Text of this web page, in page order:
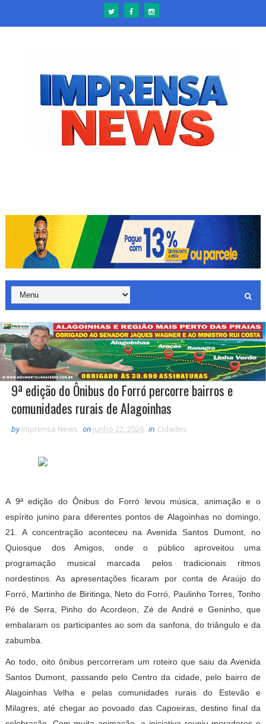
9ª edição do Ônibus do Forró percorre bairros e
comunidades rurais de Alagoinhas
by Imprensa News on junho 22, 2026 in Cidades
A 9ª edição do Ônibus do Forró levou música, animação e o
espírito junino para diferentes pontos de Alagoinhas no domingo,
21. A concentração aconteceu na Avenida Santos Dumont, no
Quiosque dos Amigos, onde o público aproveitou uma
programação musical marcada pelos tradicionais ritmos
nordestinos. As apresentações ficaram por conta de Araújo do
Forró, Martinho de Biritinga, Neto do Forró, Paulinho Torres, Tonho
Pé de Serra, Pinho do Acordeon, Zé de André e Geninho, que
embalaram os participantes ao som da sanfona, do triângulo e da
zabumba.
Ao todo, oito ônibus percorreram um roteiro que saiu da Avenida
Santos Dumont, passando pelo Centro da cidade, pelo bairro de
Alagoinhas Velha e pelas comunidades rurais do Estevão e
Milagres, até chegar ao povoado das Capoeiras, destino final da